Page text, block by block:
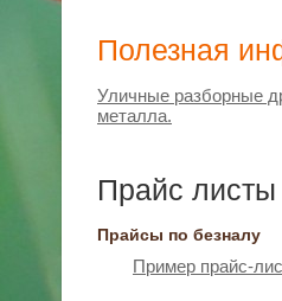
Полезная
Уличные разборные
металла.
Прайс листы
Прайсы по безналу
Пример прайс-